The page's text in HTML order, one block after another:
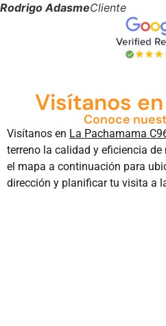
Rodrigo AdasmeCliente
Visítanos
Conoce
Visítanos en La Pachamama
terreno la calidad y eficiencia
el mapa a continuación para
dirección y planificar tu visita a